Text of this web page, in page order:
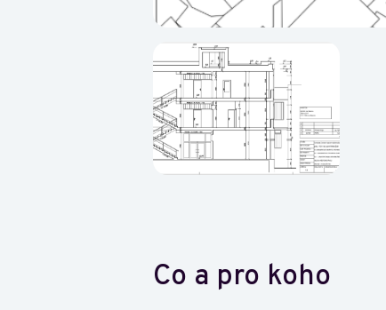
Co a pro koho